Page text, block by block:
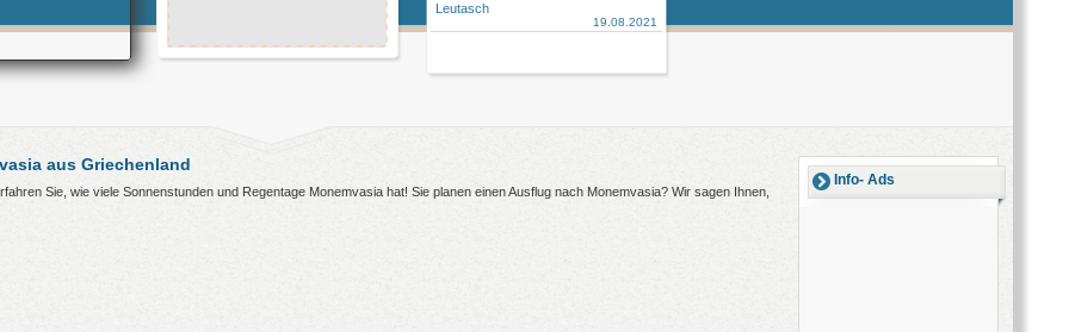
Leutasch
19.08.2021
Info- Ads
aus Griechenland
Sie, wie viele Sonnenstunden und Regentage Monemvasia hat! Sie planen einen Ausflug nach Monemvasia? Wir sagen Ihnen,